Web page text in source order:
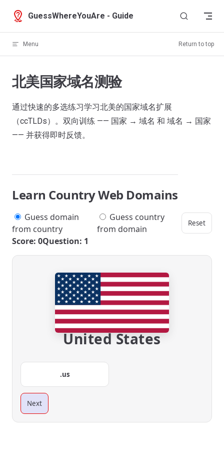
Skip to content
GuessWhereYouAre - Guide
Menu Return to top
北美国家域名测验
通过快速的多选练习学习北美的国家域名扩展
（ccTLDs）。双向训练 —— 国家 → 域名 和 域名 → 国家
—— 并获得即时反馈。
Learn Country Web Domains
Guess domain
from country
Guess country
from domain
Reset
Score: 0Question: 1
United States
.us
Next